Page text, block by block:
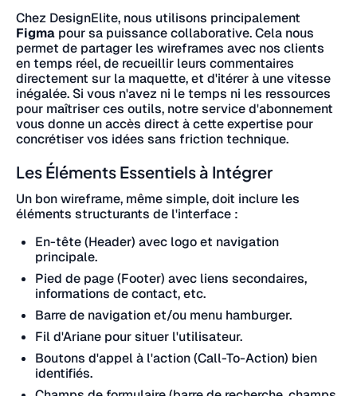
Chez DesignElite, nous utilisons principalement
Figma pour sa puissance collaborative. Cela nous
permet de partager les wireframes avec nos clients
en temps réel, de recueillir leurs commentaires
directement sur la maquette, et d'itérer à une vitesse
inégalée. Si vous n'avez ni le temps ni les ressources
pour maîtriser ces outils, notre service d'abonnement
vous donne un accès direct à cette expertise pour
concrétiser vos idées sans friction technique.
Les Éléments Essentiels à Intégrer
Un bon wireframe, même simple, doit inclure les
éléments structurants de l'interface :
En-tête (Header) avec logo et navigation
principale.
Pied de page (Footer) avec liens secondaires,
informations de contact, etc.
Barre de navigation et/ou menu hamburger.
Fil d'Ariane pour situer l'utilisateur.
Boutons d'appel à l'action (Call-To-Action) bien
identifiés.